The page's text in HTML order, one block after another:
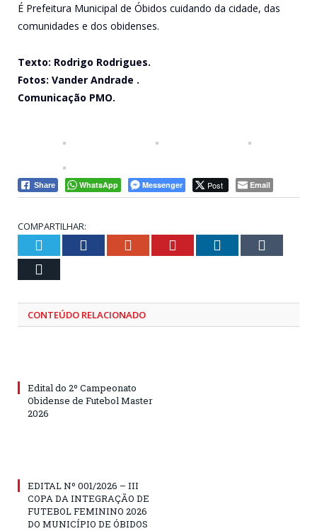
É Prefeitura Municipal de Óbidos cuidando da cidade, das
comunidades e dos obidenses.
Texto: Rodrigo Rodrigues.
Fotos: Vander Andrade .
Comunicação PMO.
Share WhatsApp Messenger Post Email
COMPARTILHAR:
Twitter Facebook Google+ Pinterest LinkedIn
CONTEÚDO RELACIONADO
Edital do 2º Campeonato
Obidense de Futebol Master
2026
EDITAL Nº 001/2026 – III
COPA DA INTEGRAÇÃO DE
FUTEBOL FEMININO 2026
DO MUNICÍPIO DE ÓBIDOS